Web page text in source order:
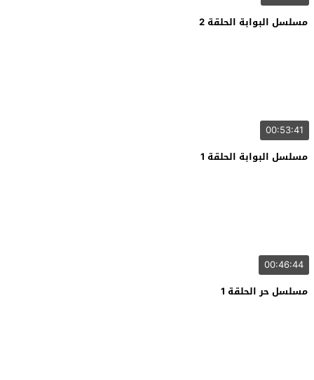
مسلسل البوابة الحلقة 2
00:53:41
مسلسل البوابة الحلقة 1
00:46:44
مسلسل حر الحلقة 1